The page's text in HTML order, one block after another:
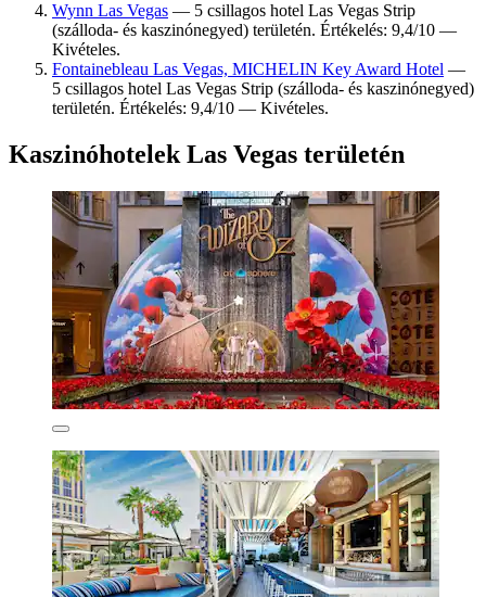
Wynn Las Vegas — 5 csillagos hotel Las Vegas Strip
(szálloda- és kaszinónegyed) területén. Értékelés: 9,4/10 —
Kivételes.
Fontainebleau Las Vegas, MICHELIN Key Award Hotel —
5 csillagos hotel Las Vegas Strip (szálloda- és kaszinónegyed)
területén. Értékelés: 9,4/10 — Kivételes.
Kaszinóhotelek Las Vegas területén